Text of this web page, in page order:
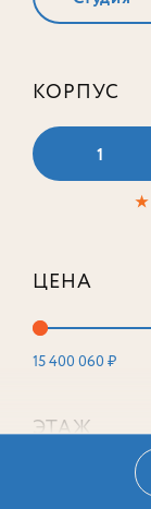
КОРПУС
1
★
ЦЕНА
15 400 060 ₽
ЭТАЖ